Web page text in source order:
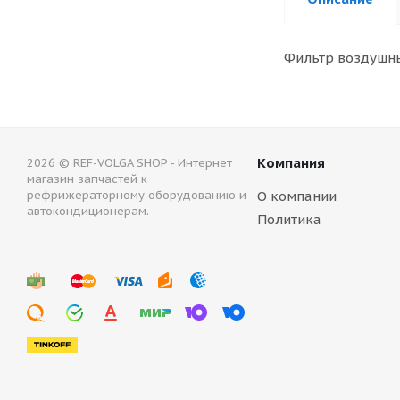
Фильтр
2026 © REF-VOLGA SHOP - Интернет
магазин запчастей к
рефрижераторному оборудованию и
автокондиционерам.
Компания
О компании
Политика